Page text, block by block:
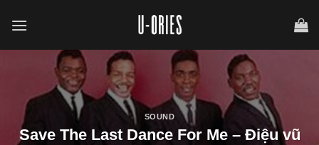
đến
SOUND
Save The Last Dance For Me – Điệu vũ